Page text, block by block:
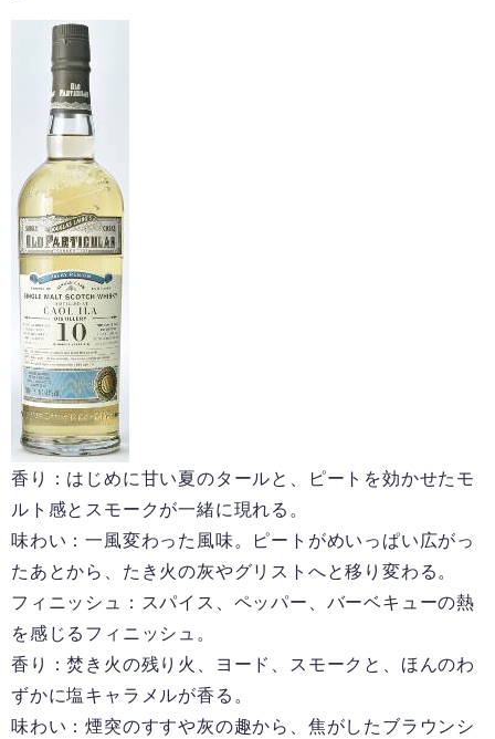
香り：はじめに甘い夏のタールと、ピートを効かせたモ
ルト感とスモークが一緒に現れる。
味わい：一風変わった風味。ピートがめいっぱい広がっ
たあとから、たき火の灰やグリストへと移り変わる。
フィニッシュ：スパイス、ペッパー、バーベキューの熱
を感じるフィニッシュ。
香り：焚き火の残り火、ヨード、スモークと、ほんのわ
ずかに塩キャラメルが香る。
味わい：煙突のすすや灰の趣から、焦がしたブラウンシ